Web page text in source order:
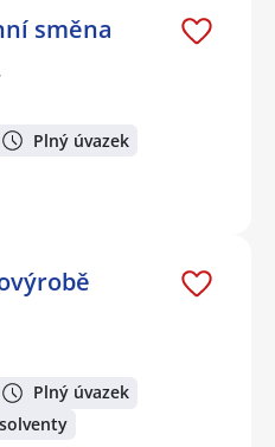
směna
Plný úvazek
Plný úvazek